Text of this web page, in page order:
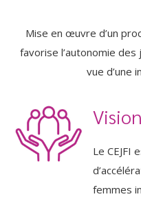
Mise en œuvre d’un
favorise l’autonomie
vue d’une
Vision
Le CEJFI
femmes